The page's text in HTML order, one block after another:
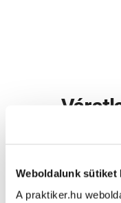
Weboldalunk sütiket
A praktiker.hu